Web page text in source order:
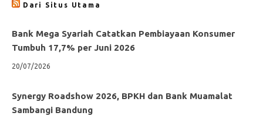
Dari Situs Utama
Bank Mega Syariah Catatkan Pembiayaan Konsumer
Tumbuh 17,7% per Juni 2026
20/07/2026
Synergy Roadshow 2026, BPKH dan Bank Muamalat
Sambangi Bandung